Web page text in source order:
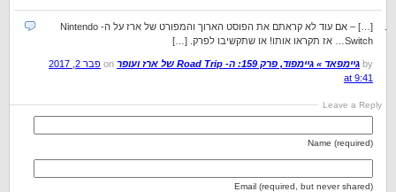
[…] – אם עוד לא קראתם את הפוסט הארוך והמפורט של ארז על ה- Nintendo
Switch… אז תקראו אותו! או שתקשיבו לפרק. […]
by גיימפאד » גיימפוד, פרק 159: ה- Road Trip של ארז ועופר
פבר 2, 2017
at 9:41
Leave a Reply
Name (required)
Email (required, but never shared)